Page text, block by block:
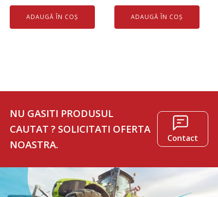
a
fost:
653 lei.
este:
551 lei.
ADAUGĂ ÎN COȘ
inițial
fost:
curent
este:
423 lei.
ADAUGĂ ÎN COȘ
NU GASITI PRODUSUL
CAUTAT ? SOLICITATI OFERTA
NOASTRA.
Contact